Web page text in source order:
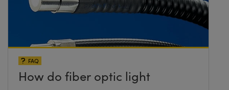
FAQ
How do fiber optic light